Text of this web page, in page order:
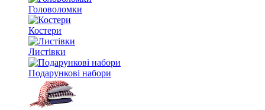
Головоломки
Костери
Листівки
Подарункові набори